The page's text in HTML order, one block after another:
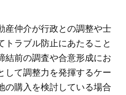
産仲介が行政との調整や士
トラブル防止にあたること
結前の調査や合意形成にお
して調整力を発揮するケー
の購入を検討している場合